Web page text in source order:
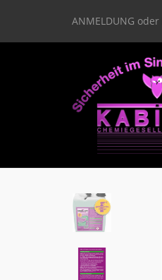
ANMELDUNG oder